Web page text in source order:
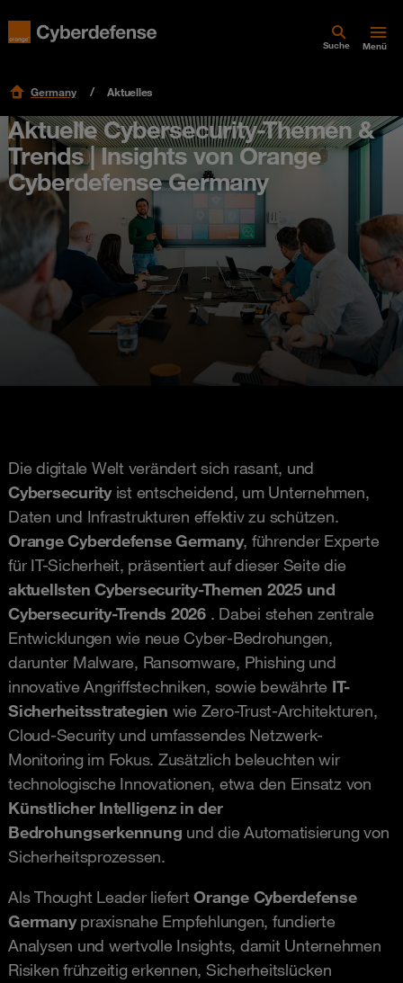
Suche Menü
Germany Aktuelles
Aktuelle Cybersecurity-Themen &
Trends | Insights von Orange
Cyberdefense Germany
Die digitale Welt verändert sich rasant, und
Cybersecurityist entscheidend, um Unternehmen,
Daten und Infrastrukturen effektiv zu schützen.
Orange Cyberdefense Germany, führender Experte
für IT-Sicherheit, präsentiert auf dieser Seite die
aktuellsten Cybersecurity-Themen 2025 und
Cybersecurity-Trends 2026 . Dabei stehen zentrale
Entwicklungen wie neue Cyber-Bedrohungen,
darunter Malware, Ransomware, Phishing und
innovative Angriffstechniken, sowie bewährte IT-
Sicherheitsstrategien wie Zero-Trust-Architekturen,
Cloud-Security und umfassendes Netzwerk-
Monitoring im Fokus. Zusätzlich beleuchten wir
technologische Innovationen, etwa den Einsatz von
Künstlicher Intelligenz in der
Bedrohungserkennung und die Automatisierung von
Sicherheitsprozessen.
Als Thought Leader liefertOrange Cyberdefense
Germanypraxisnahe Empfehlungen, fundierte
Analysen und wertvolle Insights, damit Unternehmen
Risiken frühzeitig erkennen, Sicherheitslücken